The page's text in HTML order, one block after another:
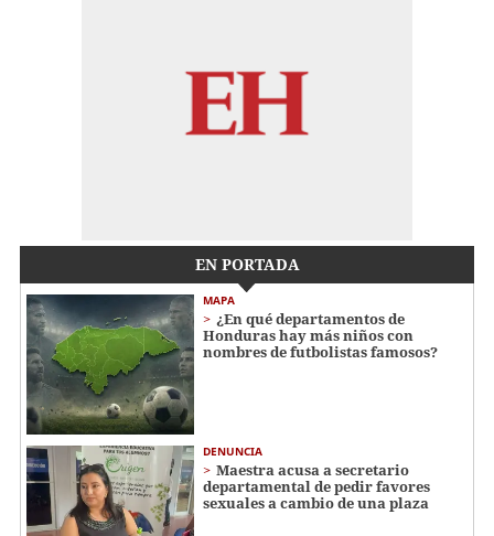
EN PORTADA
MAPA
¿En qué departamentos de
Honduras hay más niños con
nombres de futbolistas famosos?
DENUNCIA
Maestra acusa a secretario
departamental de pedir favores
sexuales a cambio de una plaza